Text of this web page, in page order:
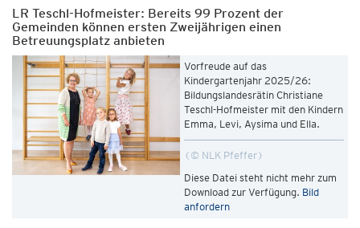
LR Teschl-Hofmeister: Bereits 99 Prozent der
Gemeinden können ersten Zweijährigen einen
Betreuungsplatz anbieten
Vorfreude auf das
Kindergartenjahr 2025/26:
Bildungslandesrätin Christiane
Teschl-Hofmeister mit den Kindern
Emma, Levi, Aysima und Ella.
© NLK Pfeffer
Diese Datei steht nicht mehr zum
Download zur Verfügung. Bild
anfordern